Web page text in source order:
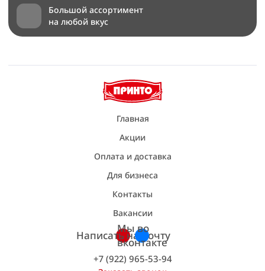
Большой ассортимент
на любой вкус
Главная
Акции
Оплата и доставка
Для бизнеса
Контакты
Вакансии
Написать на почту
Мы во
вконтакте
+7 (922) 965-53-94